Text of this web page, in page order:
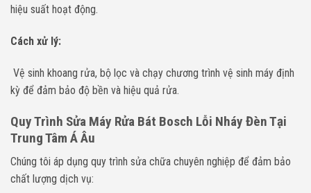
hiệu suất hoạt động.
Cách xử lý:
Vệ sinh khoang rửa, bộ lọc và chạy chương trình vệ sinh máy định
kỳ để đảm bảo độ bền và hiệu quả rửa.
Quy Trình Sửa Máy Rửa Bát Bosch Lỗi Nháy Đèn Tại
Trung Tâm Á Âu
Chúng tôi áp dụng quy trình sửa chữa chuyên nghiệp để đảm bảo
chất lượng dịch vụ: